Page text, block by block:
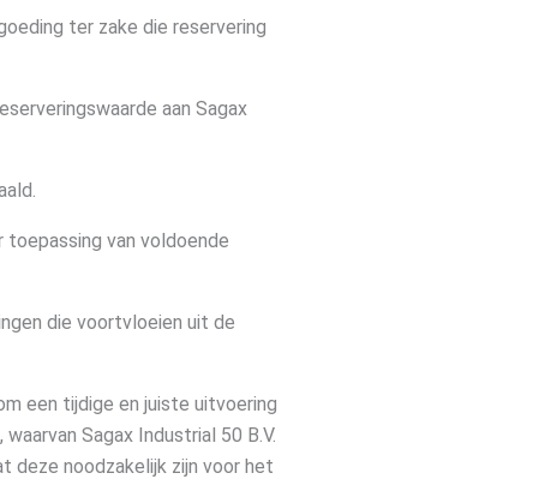
ter zake die reservering
aan Sagax
toepassing van voldoende
die voortvloeien uit de
een tijdige en juiste uitvoering
Sagax Industrial 50 B.V.
deze noodzakelijk zijn voor het